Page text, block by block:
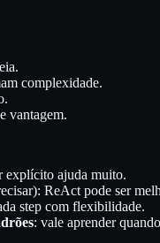
complexidade.
vantagem.
explícito ajuda muito.
ReAct pode ser
step com flexibilidade.
: vale aprender